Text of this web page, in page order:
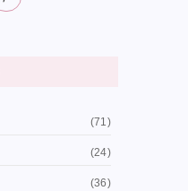
(71)
(24)
(36)